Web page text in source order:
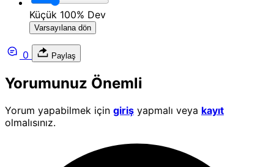
Küçük 100% Dev
Varsayılana dön
0 Paylaş
Yorumunuz Önemli
Yorum yapabilmek için giriş yapmalı veya kayıt
olmalısınız.